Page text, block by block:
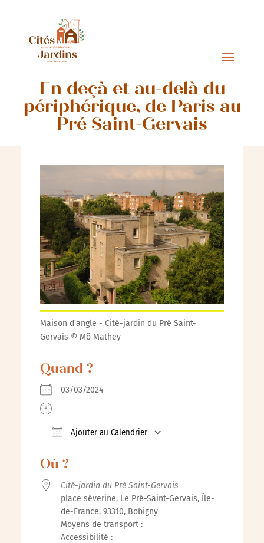
En deçà et au-delà du
périphérique, de Paris au
Pré Saint-Gervais
Maison d'angle - Cité-jardin du Pré Saint-
Gervais © Mô Mathey
Quand ?
03/03/2024
Ajouter au Calendrier
Où ?
Cité-jardin du Pré Saint-Gervais
place séverine, Le Pré-Saint-Gervais, Île-
de-France, 93310, Bobigny
Moyens de transport :
Accessibilité :